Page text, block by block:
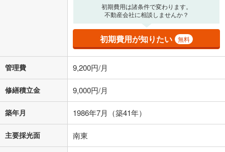
る値は、実際の金融機関等における貸出金利とは何ら関係がなく、実際
の金融機関等における貸出金利を何ら保証するものではありません。返
済方法「元利均等返済」にて算出しております。入力された金利を35年
適用した場合の計算結果を表示しています。
その他月額費用や、初期費用がかかります。ご注意ください。実際にお
条件によってお借り入れができないことがあります。
不動産会社に購入相談をする
閉じる
初期費用は諸条件で変わります。
不動産会社に相談しませんか？
初期費用が知りたい 無料
管理費 9,200円/月
修繕積立金 9,000円/月
築年月 1986年7月（築41年）
主要採光面 南東